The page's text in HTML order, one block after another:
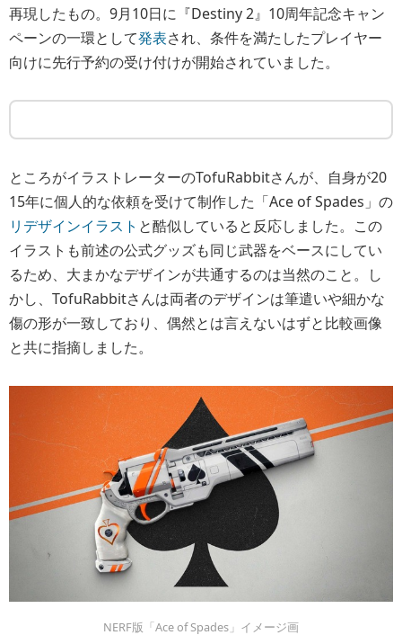
再現したもの。9月10日に『Destiny 2』10周年記念キャン
ペーンの一環として発表され、条件を満たしたプレイヤー
向けに先行予約の受け付けが開始されていました。
ところがイラストレーターのTofuRabbitさんが、自身が20
15年に個人的な依頼を受けて制作した「Ace of Spades」の
リデザインイラスト と酷似していると反応しました。この
イラストも前述の公式グッズも同じ武器をベースにしてい
るため、大まかなデザインが共通するのは当然のこと。し
かし、TofuRabbitさんは両者のデザインは筆遣いや細かな
傷の形が一致しており、偶然とは言えないはずと比較画像
と共に指摘しました。
NERF版「Ace of Spades」イメージ画